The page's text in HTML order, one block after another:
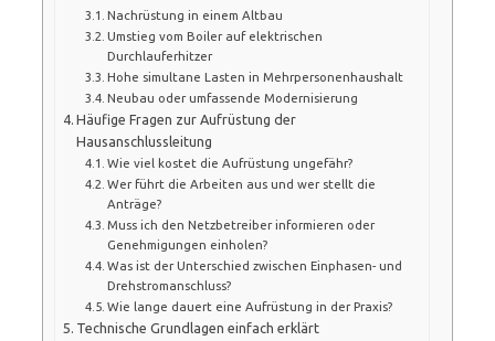
Nachrüstung in einem Altbau
Umstieg vom Boiler auf elektrischen
Durchlauferhitzer
Hohe simultane Lasten in Mehrpersonenhaushalt
Neubau oder umfassende Modernisierung
Häufige Fragen zur Aufrüstung der
Hausanschlussleitung
Wie viel kostet die Aufrüstung ungefähr?
Wer führt die Arbeiten aus und wer stellt die
Anträge?
Muss ich den Netzbetreiber informieren oder
Genehmigungen einholen?
Was ist der Unterschied zwischen Einphasen- und
Drehstromanschluss?
Wie lange dauert eine Aufrüstung in der Praxis?
Technische Grundlagen einfach erklärt